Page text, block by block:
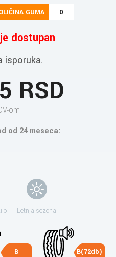
GUMA 0
dostupan
isporuka.
RSD
om
od 24 meseca:
Letnja sezona
B B(72db)